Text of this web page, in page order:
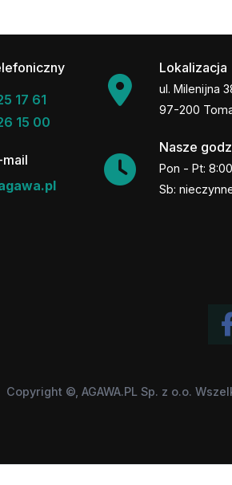
17 61
15 00
Lokalizacja
ul. Milenijna
97-200
Nasze
Pon - Pt:
Sb:
Copyright ©, AGAWA.PL Sp. z o.o.